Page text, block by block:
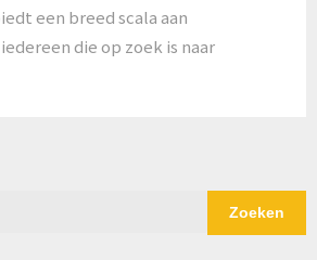
een breed scala aan
die op zoek is naar
Zoeken